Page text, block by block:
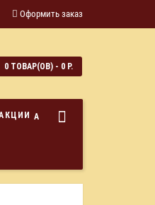
Оформить заказ
0 ТОВАР(ОВ) - 0 Р.
АКЦИИ